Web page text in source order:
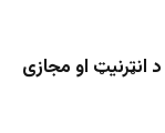
انټرنیټ او مجازی